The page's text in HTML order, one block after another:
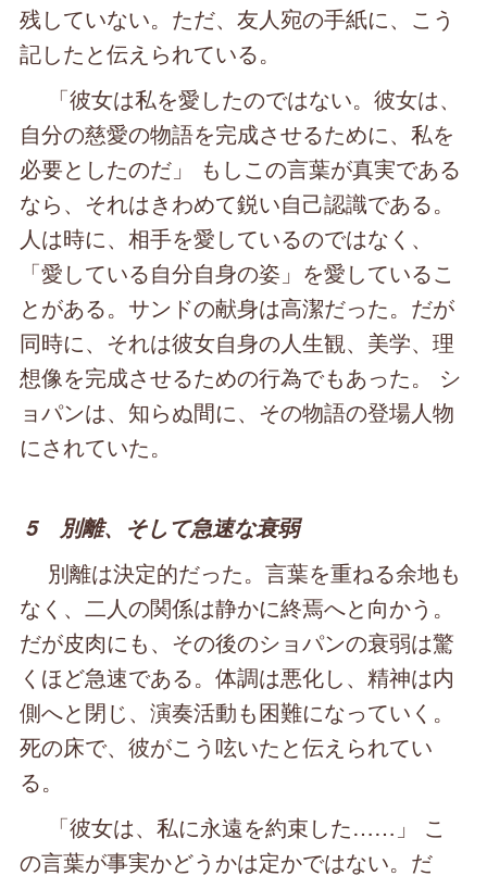
残していない。ただ、友人宛の手紙に、こう
記したと伝えられている。
「彼女は私を愛したのではない。彼女は、
自分の慈愛の物語を完成させるために、私を
必要としたのだ」 もしこの言葉が真実である
なら、それはきわめて鋭い自己認識である。
人は時に、相手を愛しているのではなく、
「愛している自分自身の姿」を愛しているこ
とがある。サンドの献身は高潔だった。だが
同時に、それは彼女自身の人生観、美学、理
想像を完成させるための行為でもあった。 シ
ョパンは、知らぬ間に、その物語の登場人物
にされていた。
5 別離、そして急速な衰弱
別離は決定的だった。言葉を重ねる余地も
なく、二人の関係は静かに終焉へと向かう。
だが皮肉にも、その後のショパンの衰弱は驚
くほど急速である。体調は悪化し、精神は内
側へと閉じ、演奏活動も困難になっていく。
死の床で、彼がこう呟いたと伝えられてい
る。
「彼女は、私に永遠を約束した……」 こ
の言葉が事実かどうかは定かではない。だ